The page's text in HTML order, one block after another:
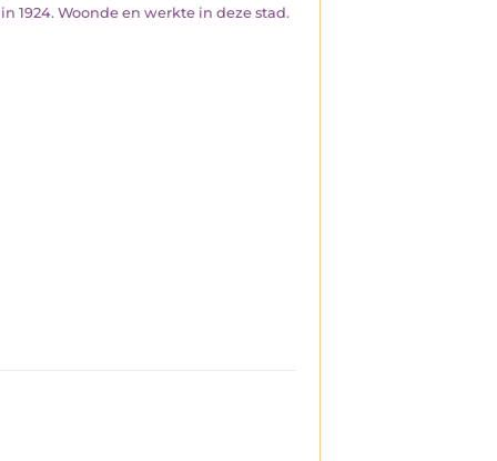
1924. Woonde en werkte in deze stad.